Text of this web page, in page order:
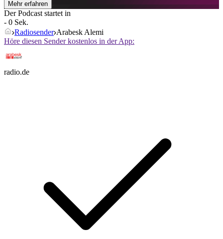
Mehr erfahren
Der Podcast startet in
- 0 Sek.
Radiosender Arabesk Alemi
Höre diesen Sender kostenlos in der App:
radio.de